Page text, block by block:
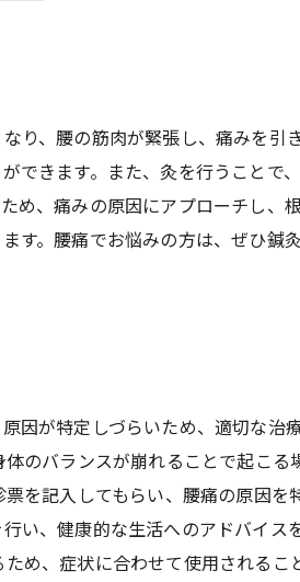
、腰の筋肉が緊張し、痛みを引き
できます。また、灸を行うことで
め、痛みの原因にアプローチし、
す。腰痛でお悩みの方は、ぜひ鍼
因が特定しづらいため、適切な治
のバランスが崩れることで起こる
を記入してもらい、腰痛の原因を
、健康的な生活へのアドバイス
め、症状に合わせて使用されるこ